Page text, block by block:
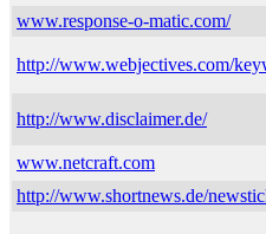
www.response-o-matic.com/
http://www.webjectives.com/
http://www.disclaimer.de/
www.netcraft.com
http://www.shortnews.de/